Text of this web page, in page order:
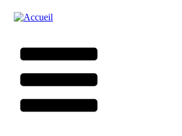
Aller
principal